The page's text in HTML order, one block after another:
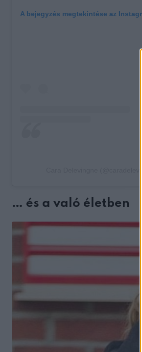
A bejegyzés megtekintése az
Cara Delevingne
… és a való életben